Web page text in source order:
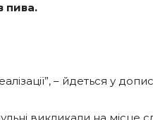
пива.
– йдеться у